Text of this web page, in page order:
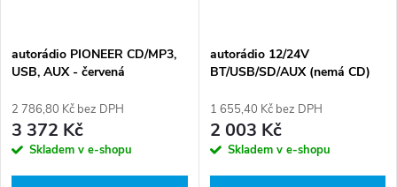
autorádio PIONEER CD/MP3,
USB, AUX - červená
2 786,80 Kč bez DPH
3 372 Kč
Skladem v e-shopu
autorádio 12/24V
BT/USB/SD/AUX (nemá CD)
1 655,40 Kč bez DPH
2 003 Kč
Skladem v e-shopu